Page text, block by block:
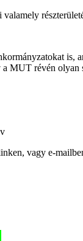
is,
MUT révén
vagy e-